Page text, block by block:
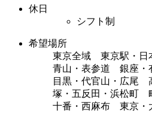
休日
シフト制
希望場所
東京全域 東京駅・
青山・表参道 銀座・
目黒・代官山・広尾
塚・五反田・浜松町
十番・西麻布 東京・